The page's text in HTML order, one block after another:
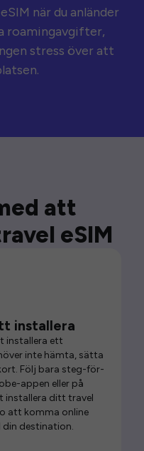
när du anländer
roamingavgifter,
stress över att
att
eSIM
installera
installera ett
inte hämta, sätta
Följ bara steg-för-
appen eller på
installera ditt travel
att komma online
din destination.